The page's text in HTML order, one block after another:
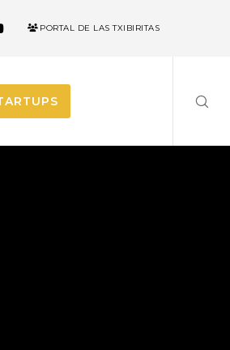
PORTAL DE LAS TXIBIRITAS